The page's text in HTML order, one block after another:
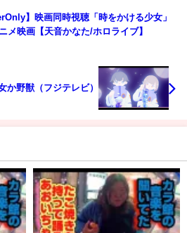
】映画同時視聴「時をかける少女」
メ映画【天音かなた/ホロライブ】
か野獣（フジテレビ）